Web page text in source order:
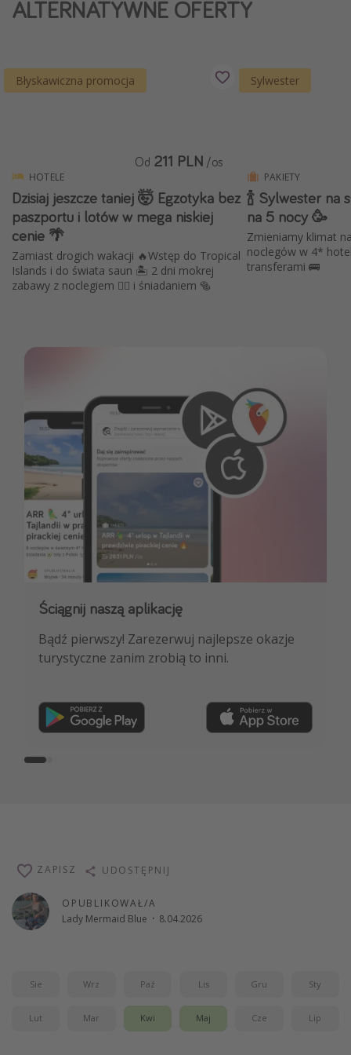
Weekend dla dwojga
Hotele SPA i wellness
Sylwester za granicą
Wszystkie
Więcej tematów
Newsy, ciekawostki, porady podróżnicze
Najlepsze aplikacje podróżnicze
Kalendarz podróży
ALTERNATYWNE OFERTY
Błyskawiczna promocja
HOTELE
Dzisiaj jeszcze taniej 🤯 Egzotyka bez
paszportu i lotów w mega niskiej
cenie 🌴
Zamiast drogich wakacji 🔥Wstęp do Tropical
Islands i do świata saun 🏝️ 2 dni mokrej
zabawy z noclegiem 🧖‍♀️ i śniadaniem 🥯
Od 211 PLN /os
Sylwester
PAKIETY
🍾 Sylwester na
na 5 nocy 🥳
Zmieniamy klimat
noclegów w 4*
transferami 🚌
Ściągnij naszą aplikację
Bądź pierwszy! Zarezerwuj najlepsze okazje
turystyczne zanim zrobią to inni.
Dołącz do naszego kanału na WhatsApp
NAJLEPSZE oferty podróżnicze, porady
ekspertów i wiele więcej!
OPUBLIKOWAŁ/A
Lady Mermaid Blue · 8.04.2026
ZAPISZ UDOSTĘPNIJ
Sie Wrz Paź Lis Gru Sty
Lut Mar Kwi Maj Cze Lip